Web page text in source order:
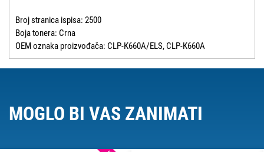
Broj stranica ispisa: 2500
Boja tonera: Crna
OEM oznaka proizvođača: CLP-K660A/ELS, CLP-K660A
MOGLO BI VAS ZANIMATI